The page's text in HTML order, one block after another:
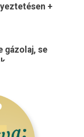
+
gázolaj, se